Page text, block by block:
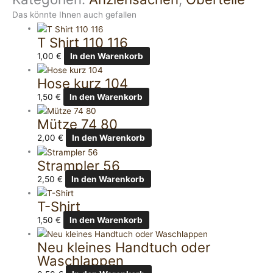
Das könnte Ihnen auch gefallen
T Shirt 110 116
1,00€ In den Warenkorb
Hose kurz 104
1,50€ In den Warenkorb
Mütze 74 80
2,00€ In den Warenkorb
Strampler 56
2,50€ In den Warenkorb
T-Shirt
1,50€ In den Warenkorb
Neu kleines Handtuch oder
Waschlappen